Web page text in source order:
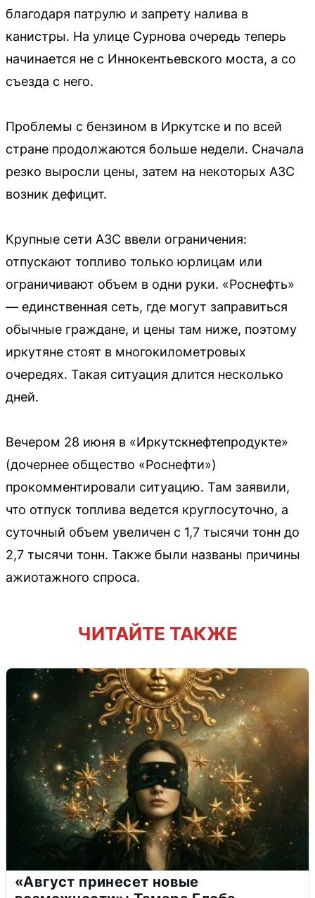
благодаря патрулю и запрету налива в
канистры. На улице Сурнова очередь теперь
начинается не с Иннокентьевского моста, а со
съезда с него.
Проблемы с бензином в Иркутске и по всей
стране продолжаются больше недели. Сначала
резко выросли цены, затем на некоторых АЗС
возник дефицит.
Крупные сети АЗС ввели ограничения:
отпускают топливо только юрлицам или
ограничивают объем в одни руки. «Роснефть»
— единственная сеть, где могут заправиться
обычные граждане, и цены там ниже, поэтому
иркутяне стоят в многокилометровых
очередях. Такая ситуация длится несколько
дней.
Вечером 28 июня в «Иркутскнефтепродукте»
(дочернее общество «Роснефти»)
прокомментировали ситуацию. Там заявили,
что отпуск топлива ведется круглосуточно, а
суточный объем увеличен с 1,7 тысячи тонн до
2,7 тысячи тонн. Также были названы причины
ажиотажного спроса.
ЧИТАЙТЕ ТАКЖЕ
«Август принесет новые